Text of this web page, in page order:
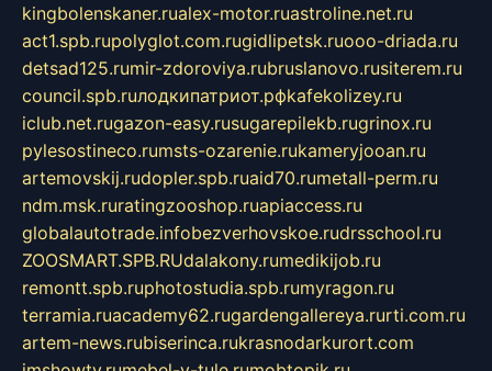
kingbolenskaner.rualex-motor.ruastroline.net.ru
act1.spb.rupolyglot.com.rugidlipetsk.ruooo-driada.ru
detsad125.rumir-zdoroviya.rubruslanovo.rusiterem.ru
council.spb.ruлодкипатриот.рфkafekolizey.ru
iclub.net.rugazon-easy.rusugarepilekb.rugrinox.ru
pylesostineco.rumsts-ozarenie.rukameryjooan.ru
artemovskij.rudopler.spb.ruaid70.rumetall-perm.ru
ndm.msk.ruratingzooshop.ruapiaccess.ru
globalautotrade.infobezverhovskoe.rudrsschool.ru
ZOOSMART.SPB.RUdalakony.rumedikijob.ru
remontt.spb.ruphotostudia.spb.rumyragon.ru
terramia.ruacademy62.rugardengallereya.rurti.com.ru
artem-news.rubiserinca.rukrasnodarkurort.com